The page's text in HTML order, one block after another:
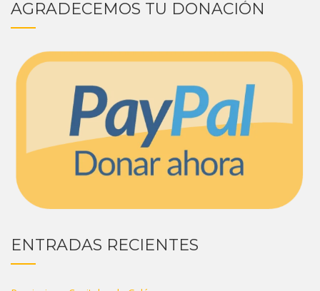
AGRADECEMOS TU DONACIÓN
ENTRADAS RECIENTES